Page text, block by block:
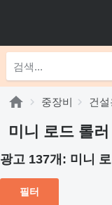
중장비 건설
미니 로드 롤
광고 137개: 미니
필터